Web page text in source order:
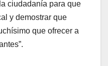
ciudadanía para que
y demostrar que
que ofrecer a